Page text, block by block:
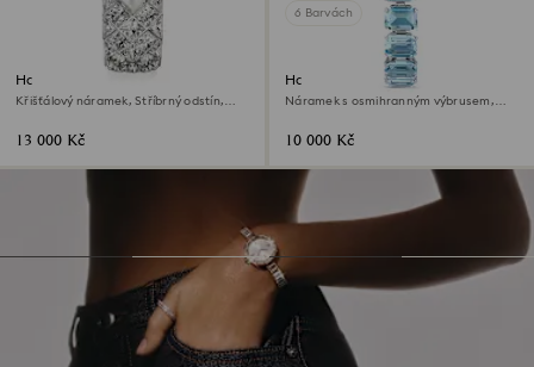
Hodinky Curiosa bangle
Křišťálový náramek, Stříbrný odstín,
13 000 Kč
6 Barvách
Hodinky
Náramek s osmihranným výbrusem,
10 000 Kč